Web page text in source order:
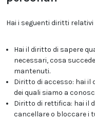
Hai i seguenti diritti
Hai il diritto di sapere
necessari, cosa
mantenuti.
Diritto di accesso: hai il
dei quali siamo a
Diritto di rettifica: hai il
cancellare o bloccare i